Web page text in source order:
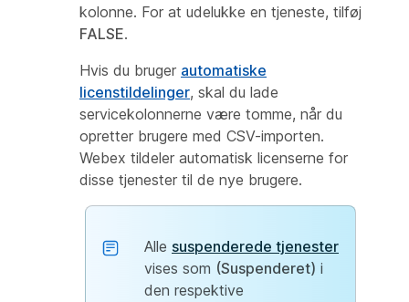
kolonne. For at udelukke en tjeneste, tilføj
FALSE.
Hvis du bruger automatiske
licenstildelinger, skal du lade
servicekolonnerne være tomme, når du
opretter brugere med CSV-importen.
Webex tildeler automatisk licenserne for
disse tjenester til de nye brugere.
Alle suspenderede tjenester
vises som (Suspenderet) i
den respektive